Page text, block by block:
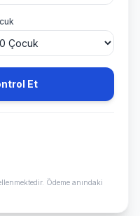
Et
Ödeme anındaki